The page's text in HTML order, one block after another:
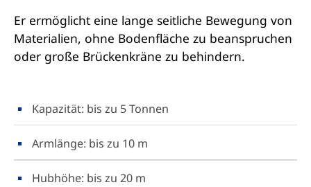
Er ermöglicht eine lange seitliche Bewegung von
Materialien, ohne Bodenfläche zu beanspruchen
oder große Brückenkräne zu behindern.
Kapazität: bis zu 5 Tonnen
Armlänge: bis zu 10 m
Hubhöhe: bis zu 20 m